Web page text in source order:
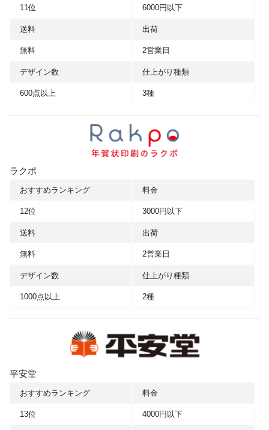
11位 6000円以下
送料
無料
出荷
2営業日
デザイン数
600点以上
仕上がり種類
3種
ラクポ
おすすめランキング
12位
料金
3000円以下
送料
無料
出荷
2営業日
デザイン数
1000点以上
仕上がり種類
2種
平安堂
おすすめランキング
13位
料金
4000円以下